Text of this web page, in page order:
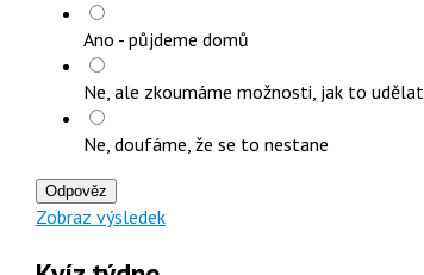
Ano - půjdeme domů
Ne, ale zkoumáme možnosti, jak to udělat
Ne, doufáme, že se to nestane
Odpověz
Zobraz výsledek